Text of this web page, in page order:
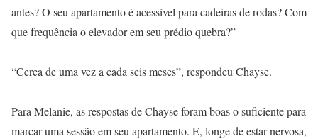
antes? O seu apartamento é acessível para cadeiras de rodas? Com
que frequência o elevador em seu prédio quebra?”
“Cerca de uma vez a cada seis meses”, respondeu Chayse.
Para Melanie, as respostas de Chayse foram boas o suficiente para
marcar uma sessão em seu apartamento. E, longe de estar nervosa,